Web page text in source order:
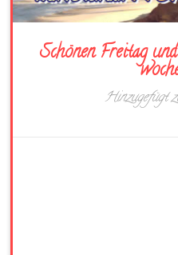
Schönen Freitag
Hinzugefügt